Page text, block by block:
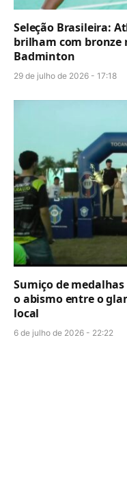
Seleção Brasileira:
brilham com bronze
Badminton
29 de julho de 2026 - 17:18
Sumiço de
o abismo entre o
local
6 de julho de 2026 - 22:22